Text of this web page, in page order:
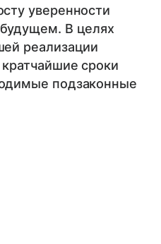
уверенности
В целях
реализации
сроки
подзаконные